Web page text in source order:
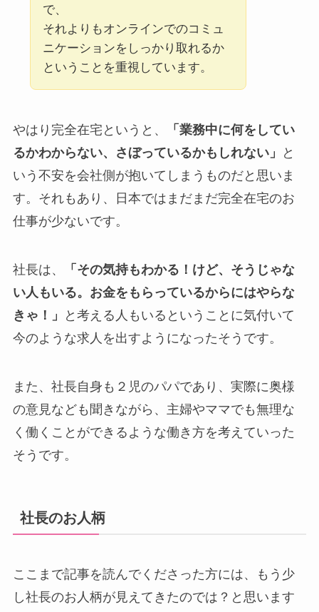
で、
それよりもオンラインでのコミュ
ニケーションをしっかり取れるか
ということを重視しています。
やはり完全在宅というと、
「業務中に何をしてい
るかわからない、さぼっているかもしれない」
と
いう不安を会社側が抱いてしまうものだと思いま
す。それもあり、日本ではまだまだ完全在宅のお
仕事が少ないです。
社長は、
「その気持もわかる！けど、そうじゃな
い人もいる。お金をもらっているからにはやらな
きゃ！」
と考える人もいるということに気付いて
今のような求人を出すようになったそうです。
また、社長自身も２児のパパであり、実際に奥様
の意見なども聞きながら、主婦やママでも無理な
く働くことができるような働き方を考えていった
そうです。
社長のお人柄
ここまで記事を読んでくださった方には、もう少
し社長のお人柄が見えてきたのでは？と思います